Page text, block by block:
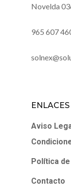
Novelda
965 607
Aviso
Política
Contacto